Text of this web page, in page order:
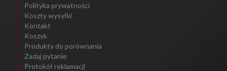
Polityka prywatności
Koszty wysyłki
Kontakt
Koszyk
Produkty do porównania
Zadaj pytanie
Protokół reklamacji